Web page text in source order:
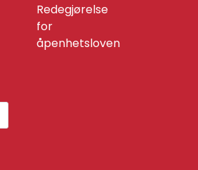
Redegjørelse
for
åpenhetsloven